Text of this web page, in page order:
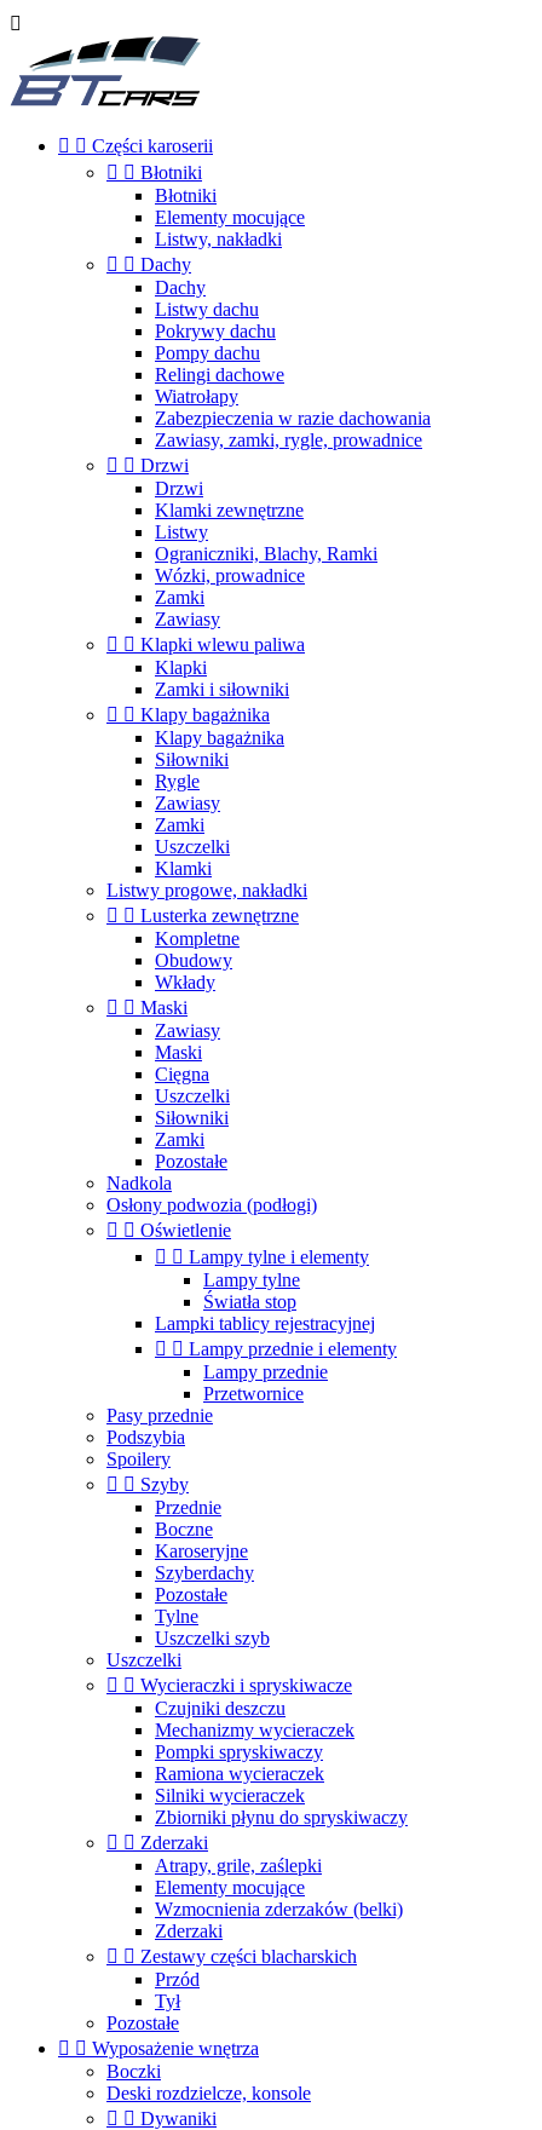

  Części karoserii
  Błotniki
Błotniki
Elementy mocujące
Listwy, nakładki
  Dachy
Dachy
Listwy dachu
Pokrywy dachu
Pompy dachu
Relingi dachowe
Wiatrołapy
Zabezpieczenia w razie dachowania
Zawiasy, zamki, rygle, prowadnice
  Drzwi
Drzwi
Klamki zewnętrzne
Listwy
Ograniczniki, Blachy, Ramki
Wózki, prowadnice
Zamki
Zawiasy
  Klapki wlewu paliwa
Klapki
Zamki i siłowniki
  Klapy bagażnika
Klapy bagażnika
Siłowniki
Rygle
Zawiasy
Zamki
Uszczelki
Klamki
Listwy progowe, nakładki
  Lusterka zewnętrzne
Kompletne
Obudowy
Wkłady
  Maski
Zawiasy
Maski
Cięgna
Uszczelki
Siłowniki
Zamki
Pozostałe
Nadkola
Osłony podwozia (podłogi)
  Oświetlenie
  Lampy tylne i elementy
Lampy tylne
Światła stop
Lampki tablicy rejestracyjnej
  Lampy przednie i elementy
Lampy przednie
Przetwornice
Pasy przednie
Podszybia
Spoilery
  Szyby
Przednie
Boczne
Karoseryjne
Szyberdachy
Pozostałe
Tylne
Uszczelki szyb
Uszczelki
  Wycieraczki i spryskiwacze
Czujniki deszczu
Mechanizmy wycieraczek
Pompki spryskiwaczy
Ramiona wycieraczek
Silniki wycieraczek
Zbiorniki płynu do spryskiwaczy
  Zderzaki
Atrapy, grile, zaślepki
Elementy mocujące
Wzmocnienia zderzaków (belki)
Zderzaki
  Zestawy części blacharskich
Przód
Tył
Pozostałe
  Wyposażenie wnętrza
Boczki
Deski rozdzielcze, konsole
  Dywaniki